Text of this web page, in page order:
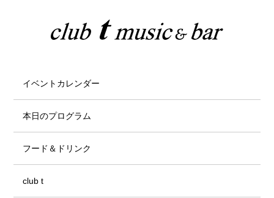
イベントカレンダー
本日のプログラム
フード＆ドリンク
club t